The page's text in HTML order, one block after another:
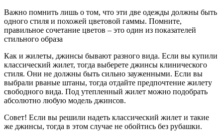
Важно помнить лишь о том, что эти две одежды должны быть
одного стиля и похожей цветовой гаммы. Помните,
правильное сочетание цветов – это один из показателей
стильного образа
Как и жилеты, джинсы бывают разного вида. Если вы купили
классический жилет, тогда выберете джинсы клинического
стиля. Они не должны быть сильно зауженными. Если вы
выбрали рваные штаны, тогда отдайте предпочтение жилету
свободного вида. Под утепленный жилет можно подобрать
абсолютно любую модель джинсов.
Совет! Если вы решили надеть классический жилет и такие
же джинсы, тогда в этом случае не обойтись без рубашки.